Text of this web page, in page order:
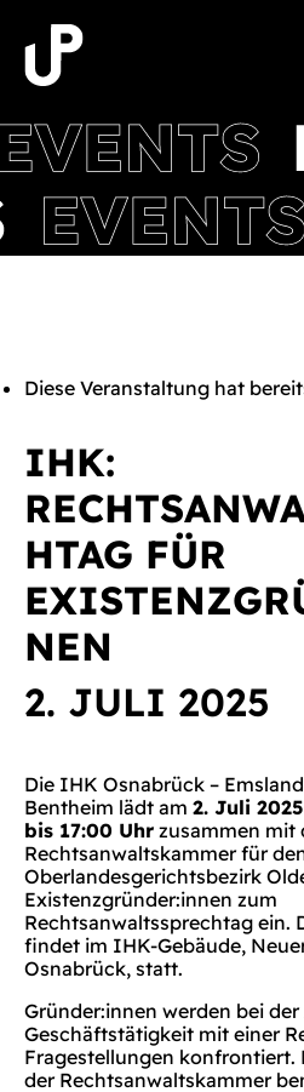
Inhalt
springen
Diese Veranstaltung hat
IHK:
HTAG FÜR
NEN
2. JULI 2025
Die IHK Osnabrück –
Bentheim lädt am 2. Juli 2025
bis 17:00 Uhr zusammen mit
Rechtsanwaltskammer für
Oberlandesgerichtsbezirk
Existenzgründer:innen zum
Rechtsanwaltssprechtag ein.
findet im IHK-Gebäude,
Osnabrück, statt.
Gründer:innen werden bei
Geschäftstätigkeit mit einer
Fragestellungen konfrontiert.
der Rechtsanwaltskammer